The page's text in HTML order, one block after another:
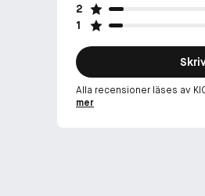
2
1
Alla recensioner läses av
mer